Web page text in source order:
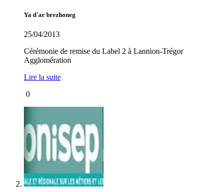
Ya d'ar brezhoneg
25/04/2013
Cérémonie de remise du Label 2 à Lannion-Trégor
Agglomération
Lire la suite
0